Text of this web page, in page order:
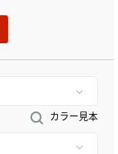
カラー見本